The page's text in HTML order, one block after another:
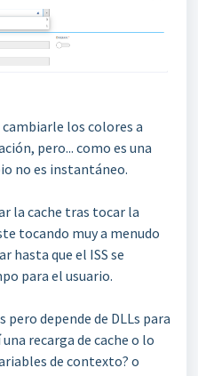
cambiarle los colores a
pero... como es una
no es instantáneo.
la cache tras tocar la
tocando muy a menudo
hasta que el ISS se
para el usuario.
depende de DLLs para
recarga de cache o lo
de contexto? o